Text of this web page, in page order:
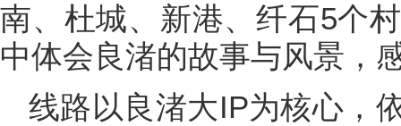
南、杜城、新港、纤石5个
中体会良渚的故事与风景，
线路以良渚大IP为核心，